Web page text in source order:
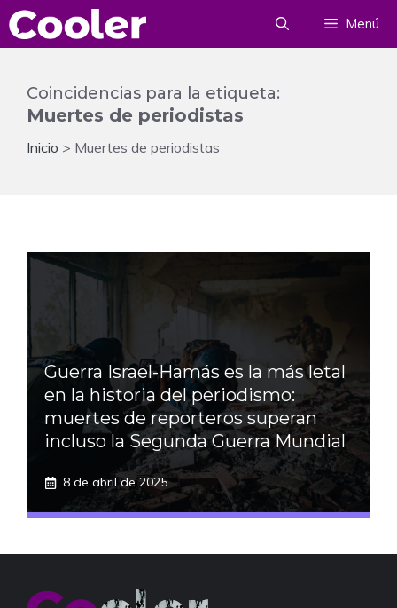
Saltar
al
Menú
Coincidencias para la etiqueta:
Muertes de periodistas
Inicio > Muertes de periodistas
Guerra Israel-Hamás es la más letal
en la historia del periodismo:
muertes de reporteros superan
incluso la Segunda Guerra Mundial
8 de abril de 2025